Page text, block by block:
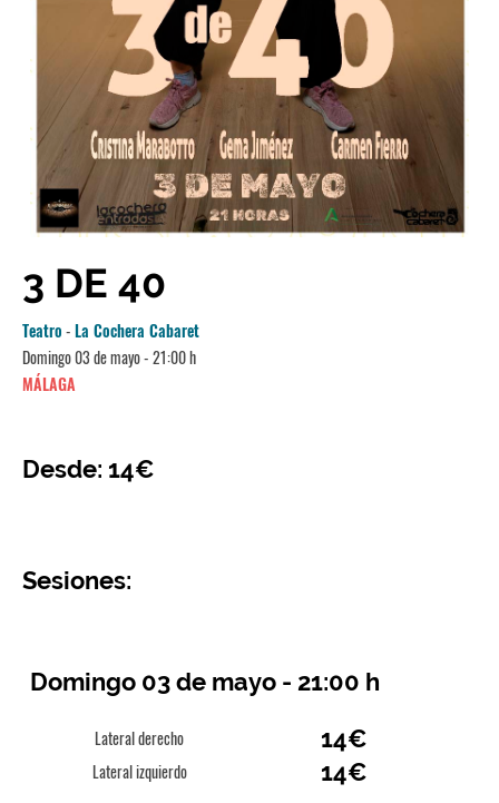
3 DE 40
Teatro-La Cochera Cabaret
Domingo 03 de mayo - 21:00 h
MÁLAGA
Desde: 14€
Sesiones:
Domingo 03 de mayo - 21:00 h
Lateral derecho 14€
Lateral izquierdo 14€